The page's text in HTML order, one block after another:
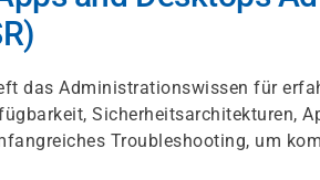
das Administrationswissen für
Sicherheitsarchitekturen,
Troubleshooting, um